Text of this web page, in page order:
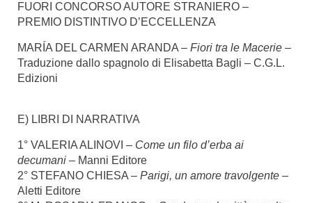
FUORI CONCORSO AUTORE STRANIERO –
PREMIO DISTINTIVO D’ECCELLENZA
MARÍA DEL CARMEN ARANDA – Fiori tra le Macerie –
Traduzione dallo spagnolo di Elisabetta Bagli – C.G.L.
Edizioni
E) LIBRI DI NARRATIVA
1° VALERIA ALINOVI – Come un filo d’erba ai
decumani – Manni Editore
2° STEFANO CHIESA – Parigi, un amore travolgente –
Aletti Editore